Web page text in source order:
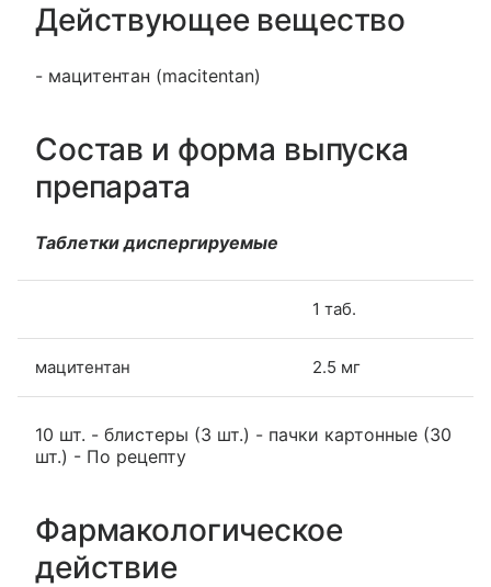
Действующее вещество
- мацитентан (macitentan)
Состав и форма выпуска
препарата
Таблетки диспергируемые
1 таб.
мацитентан 2.5 мг
10 шт. - блистеры (3 шт.) - пачки картонные (30
шт.) - По рецепту
Фармакологическое
действие